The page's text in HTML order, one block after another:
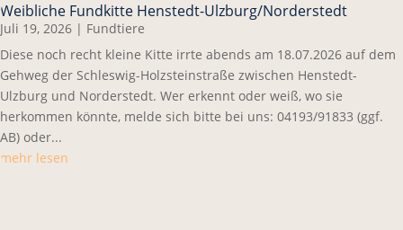
Weibliche Fundkitte Henstedt-Ulzburg/Norderstedt
Juli 19, 2026 | Fundtiere
Diese noch recht kleine Kitte irrte abends am 18.07.2026 auf dem
Gehweg der Schleswig-Holzsteinstraße zwischen Henstedt-
Ulzburg und Norderstedt. Wer erkennt oder weiß, wo sie
herkommen könnte, melde sich bitte bei uns: 04193/91833 (ggf.
AB) oder...
mehr lesen